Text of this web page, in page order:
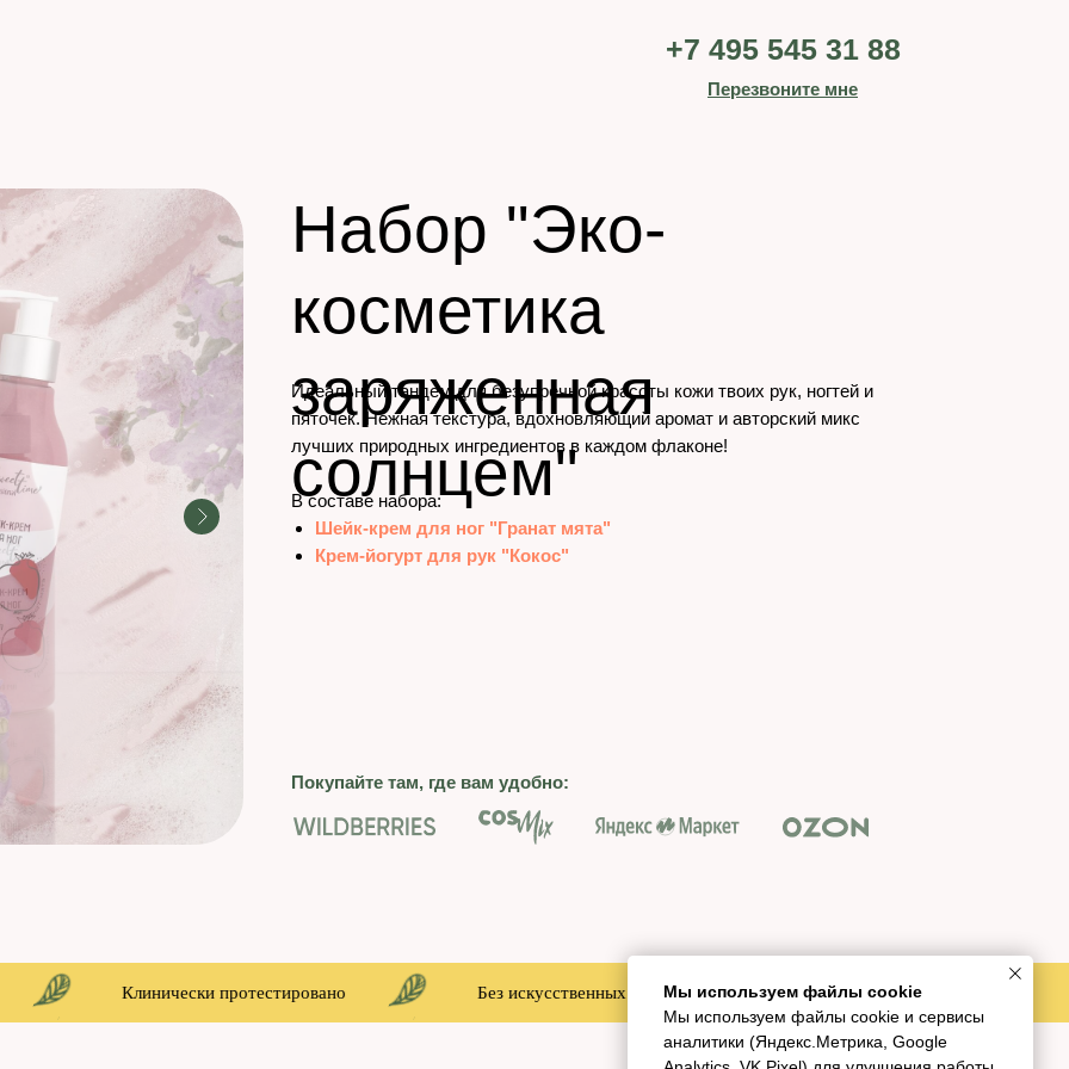
+7 495 545 31 88
Перезвоните мне
Набор "Эко-
косметика
заряженная
солнцем"
Идеальный тандем для безупречной красоты кожи твоих рук, ногтей и
пяточек. Нежная текстура, вдохновляющий аромат и авторский микс
лучших природных ингредиентов в каждом флаконе!
В составе набора:
Шейк-крем для ног "Гранат мята"
Крем-йогурт для рук "Кокос"
Покупайте там, где вам удобно:
Клинически протестировано Без искусственных отдушек Натуральный состав
Мы используем файлы cookie
Мы используем файлы cookie и сервисы
аналитики (Яндекс.Метрика, Google